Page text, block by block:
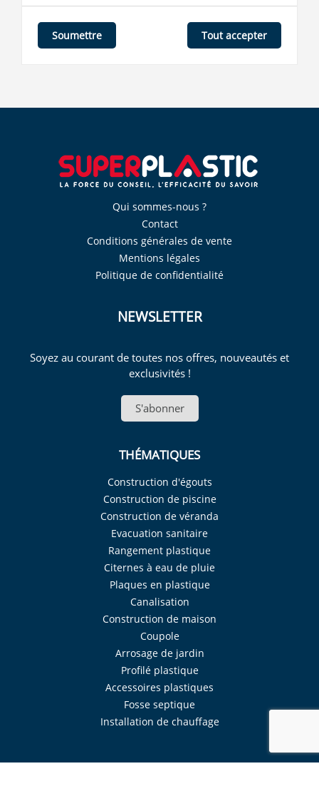
Soumettre Tout accepter
Qui sommes-nous ?
Contact
Conditions générales de vente
Mentions légales
Politique de confidentialité
NEWSLETTER
Soyez au courant de toutes nos offres, nouveautés et
exclusivités !
S'abonner
THÉMATIQUES
Construction d'égouts
Construction de piscine
Construction de véranda
Evacuation sanitaire
Rangement plastique
Citernes à eau de pluie
Plaques en plastique
Canalisation
Construction de maison
Coupole
Arrosage de jardin
Profilé plastique
Accessoires plastiques
Fosse septique
Installation de chauffage